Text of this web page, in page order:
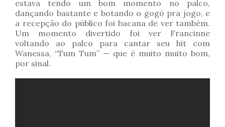
estava tendo um bom momento no palco,
dançando bastante e botando o gogó pra jogo, e
a recepção do público foi bacana de ver também.
Um momento divertido foi ver Francinne
voltando ao palco para cantar seu hit com
Wanessa, “Tum Tum” — que é muito muito bom,
por sinal.